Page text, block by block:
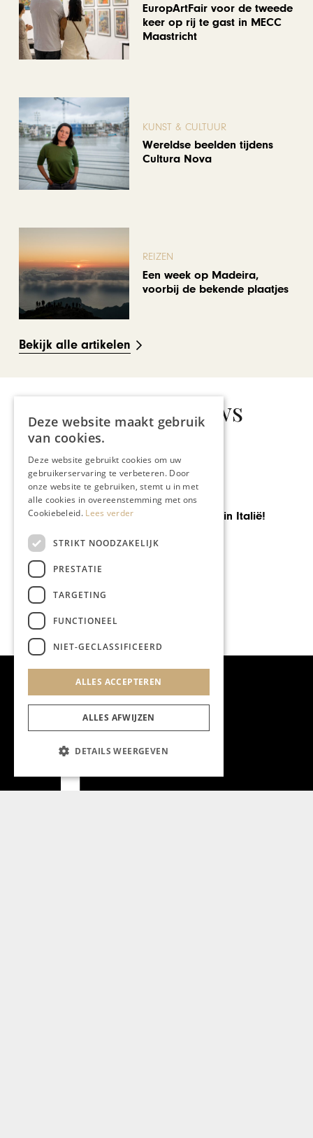
EuropArtFair voor de tweede
keer op rij te gast in MECC
Maastricht
KUNST & CULTUUR
Wereldse beelden tijdens
Cultura Nova
REIZEN
Een week op Madeira,
voorbij de bekende plaatjes
Bekijk alle artikelen
Gerelateerd nieuws
LIENS TRAVEL
Ik ga trouwen.. in Italië!
Deze website maakt gebruik
van cookies.
Deze website gebruikt cookies om uw
gebruikerservaring te verbeteren. Door
onze website te gebruiken, stemt u in met
alle cookies in overeenstemming met ons
Cookiebeleid. Lees verder
STRIKT NOODZAKELIJK
PRESTATIE
TARGETING
FUNCTIONEEL
NIET-GECLASSIFICEERD
ALLES ACCEPTEREN
ALLES AFWIJZEN
DETAILS WEERGEVEN